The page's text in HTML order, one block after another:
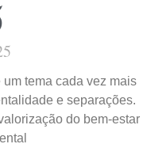
um tema cada vez mais
e separações.
do bem-estar